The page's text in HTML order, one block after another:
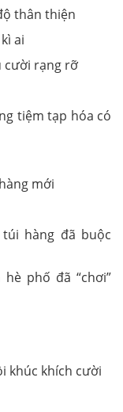
thân thiện
ai
cười rạng rỡ
tiệm tạp hóa có
mới
hàng đã buộc
phố đã “chơi”
khúc khích cười